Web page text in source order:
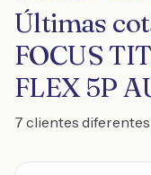
Últimas
FOCUS
FLEX 5P
7 clientes